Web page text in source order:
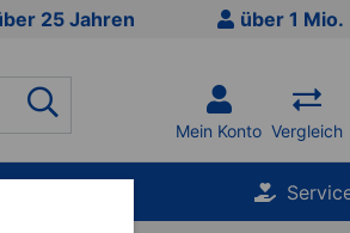
25 Jahren über 1 Mio.
Mein Konto Vergleich